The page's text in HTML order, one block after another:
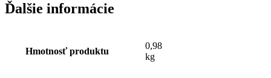
Ďalšie informácie
Hmotnosť produktu
0,98
kg